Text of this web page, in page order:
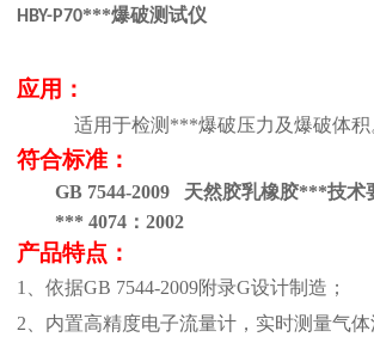
HBY-P70***爆破测试仪
应用：
适用于检测***爆破压力及爆破体积
符合标准：
GB 7544-2009 天然胶乳橡胶***技术
*** 4074：2002
产品特点 ：
1、 依据GB 7544-2009附录G设计制造；
2、 内置高精度电子流量计，实时测量气